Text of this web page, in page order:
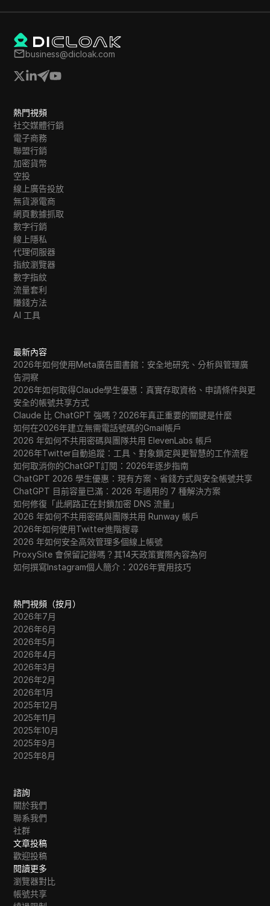
business@dicloak.com
熱門視頻
社交媒體行銷
電子商務
聯盟行銷
加密貨幣
空投
線上廣告投放
無貨源電商
網頁數據抓取
數字行銷
線上隱私
代理伺服器
指紋瀏覽器
數字指紋
流量套利
賺錢方法
AI 工具
最新內容
2026年如何使用Meta廣告圖書館：安全地研究、分析與管理廣
告洞察
2026年如何取得Claude學生優惠：真實存取資格、申請條件與更
安全的帳號共享方式
Claude 比 ChatGPT 強嗎？2026年真正重要的關鍵是什麼
如何在2026年建立無需電話號碼的Gmail帳戶
2026 年如何不共用密碼與團隊共用 ElevenLabs 帳戶
2026年Twitter自動追蹤：工具、對象鎖定與更智慧的工作流程
如何取消你的ChatGPT訂閱：2026年逐步指南
ChatGPT 2026 學生優惠：現有方案、省錢方式與安全帳號共享
ChatGPT 目前容量已滿：2026 年適用的 7 種解決方案
如何修復「此網路正在封鎖加密 DNS 流量」
2026 年如何不共用密碼與團隊共用 Runway 帳戶
2026年如何使用Twitter進階搜尋
2026 年如何安全高效管理多個線上帳號
ProxySite 會保留記錄嗎？其14天政策實際內容為何
如何撰寫Instagram個人簡介：2026年實用技巧
熱門視頻（按月）
2026年7月
2026年6月
2026年5月
2026年4月
2026年3月
2026年2月
2026年1月
2025年12月
2025年11月
2025年10月
2025年9月
2025年8月
諮詢
關於我們
聯系我們
社群
文章投稿
歡迎投稿
閱讀更多
瀏覽器對比
帳號共享